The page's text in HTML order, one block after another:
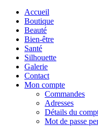
Accueil
Boutique
Beauté
Bien-être
Santé
Silhouette
Galerie
Contact
Mon compte
Commandes
Adresses
Détails du
Mot de passe